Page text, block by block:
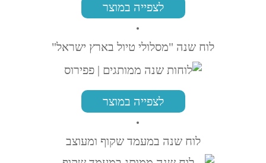
לצפייה במוצר
לוח שנה "מסלולי טיול בארץ ישראל"
לצפייה במוצר
לוח שנה במעמד שקוף ומעוצב